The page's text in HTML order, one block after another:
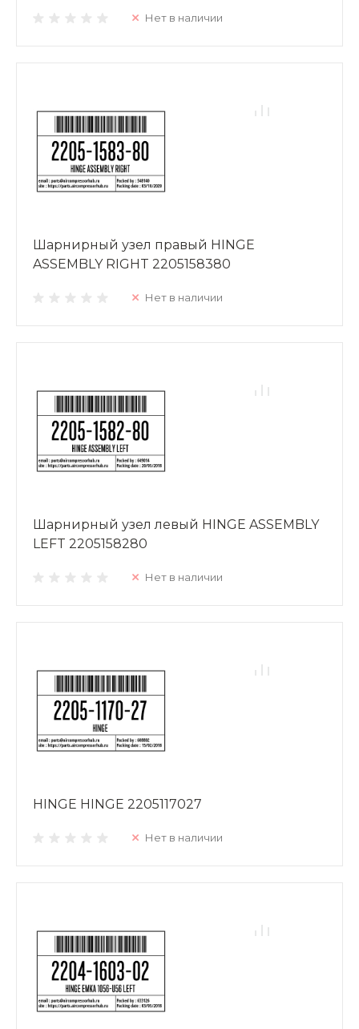
Нет в наличии
Шарнирный узел правый HINGE
ASSEMBLY RIGHT 2205158380
Нет в наличии
Шарнирный узел левый HINGE ASSEMBLY
LEFT 2205158280
Нет в наличии
HINGE HINGE 2205117027
Нет в наличии